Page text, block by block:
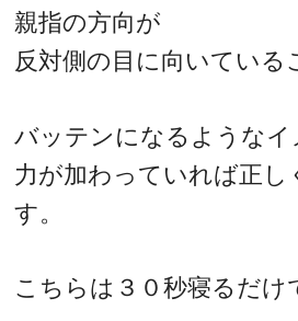
親指の方向が
反対側の目に向いている
バッテンになるようなイ
力が加わっていれば正し
す。
こちらは３０秒寝るだけ